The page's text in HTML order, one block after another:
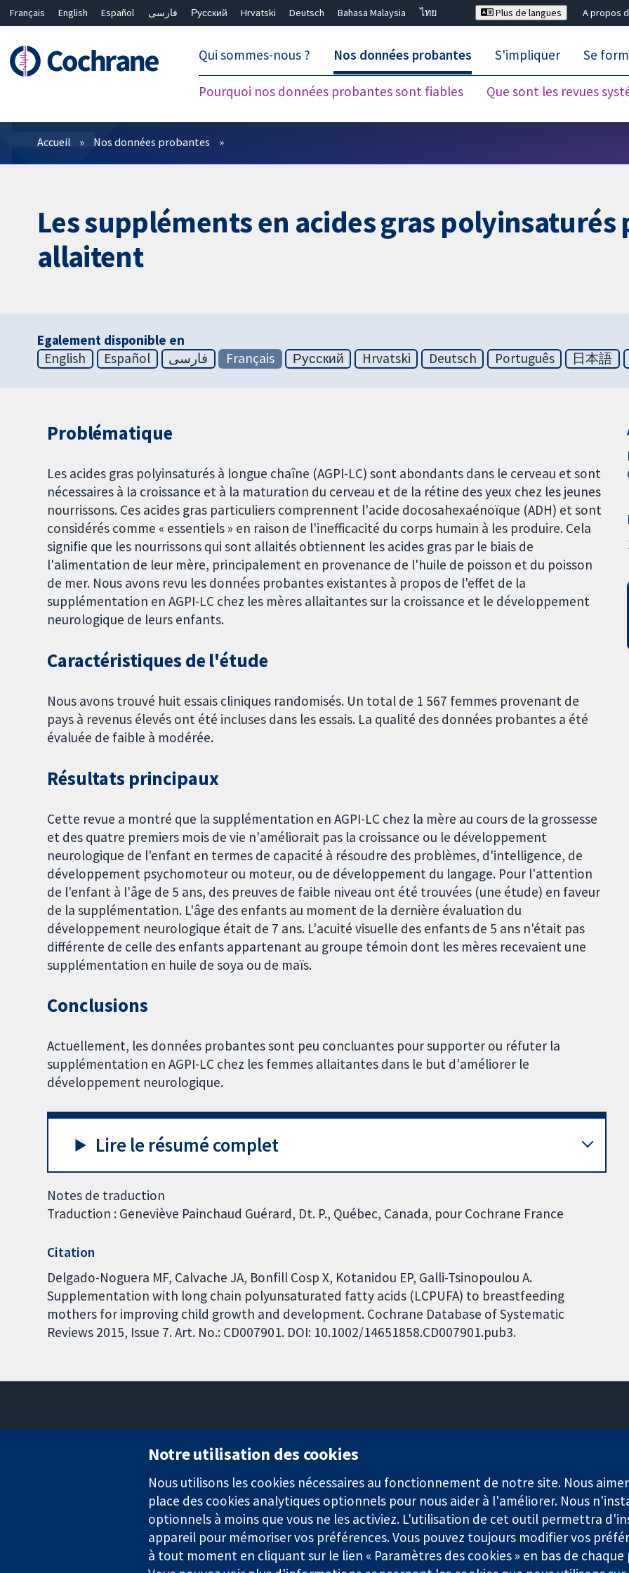
Français English Español فارسی Русский Hrvatski Deutsch Bahasa Malaysia
ไทย
Plus de langues A propos
Qui sommes-nous ? Nos données probantes
Pourquoi nos données probantes sont fiables Que sont les revues
S'impliquer Se
Filtres
Accueil Nos données probantes
Les suppléments en acides gras
allaitent
Egalement disponible en
English
Español فارسی Français Русский Hrvatski Deutsch Português 日本語
Problématique
Les acides gras polyinsaturés à longue chaîne (AGPI-LC) sont abondants dans le cerveau et sont
nécessaires à la croissance et à la maturation du cerveau et de la rétine des yeux chez les jeunes
nourrissons. Ces acides gras particuliers comprennent l'acide docosahexaénoïque (ADH) et sont
considérés comme « essentiels » en raison de l'inefficacité du corps humain à les produire. Cela
signifie que les nourrissons qui sont allaités obtiennent les acides gras par le biais de
l'alimentation de leur mère, principalement en provenance de l'huile de poisson et du poisson
de mer. Nous avons revu les données probantes existantes à propos de l'effet de la
supplémentation en AGPI-LC chez les mères allaitantes sur la croissance et le développement
neurologique de leurs enfants.
Caractéristiques de l'étude
Nous avons trouvé huit essais cliniques randomisés. Un total de 1 567 femmes provenant de
pays à revenus élevés ont été incluses dans les essais. La qualité des données probantes a été
évaluée de faible à modérée.
Résultats principaux
Cette revue a montré que la supplémentation en AGPI-LC chez la mère au cours de la grossesse
et des quatre premiers mois de vie n'améliorait pas la croissance ou le développement
neurologique de l'enfant en termes de capacité à résoudre des problèmes, d'intelligence, de
développement psychomoteur ou moteur, ou de développement du langage. Pour l'attention
de l'enfant à l'âge de 5 ans, des preuves de faible niveau ont été trouvées (une étude) en faveur
de la supplémentation. L'âge des enfants au moment de la dernière évaluation du
développement neurologique était de 7 ans. L'acuité visuelle des enfants de 5 ans n'était pas
différente de celle des enfants appartenant au groupe témoin dont les mères recevaient une
supplémentation en huile de soya ou de maïs.
Conclusions
Actuellement, les données probantes sont peu concluantes pour supporter ou réfuter la
supplémentation en AGPI-LC chez les femmes allaitantes dans le but d'améliorer le
développement neurologique.
Lire le résumé complet
Notes de traduction
Traduction : Geneviève Painchaud Guérard, Dt. P., Québec, Canada, pour Cochrane France
Citation
Delgado-Noguera MF, Calvache JA, Bonfill Cosp X, Kotanidou EP, Galli-Tsinopoulou A.
Supplementation with long chain polyunsaturated fatty acids (LCPUFA) to breastfeeding
mothers for improving child growth and development. Cochrane Database of Systematic
Reviews 2015, Issue 7. Art. No.: CD007901. DOI: 10.1002/14651858.CD007901.pub3.
Londres
Royaume-Uni
Notre utilisation des cookies
Nous utilisons les cookies nécessaires au fonctionnement de notre site. Nous
place des cookies analytiques optionnels pour nous aider à l'améliorer. Nous
optionnels à moins que vous ne les activiez. L'utilisation de cet outil permettra
appareil pour mémoriser vos préférences. Vous pouvez toujours modifier vos
à tout moment en cliquant sur le lien « Paramètres des cookies » en bas de chaque